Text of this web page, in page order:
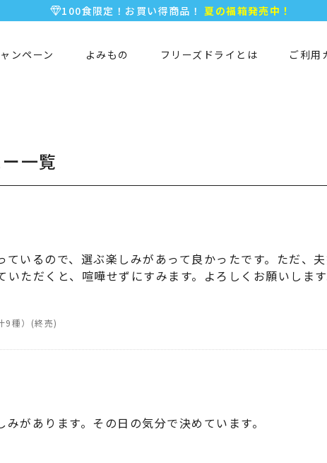
5,000円以上のお買い物で全国一律送料無料♪
ンペーン よみもの フリーズドライとは ご利用
一覧
ているので、選ぶ楽しみがあって良かったです。ただ、
ただくと、喧嘩せずにすみます。よろしくお願いします
種）
があります。その日の気分で決めています。